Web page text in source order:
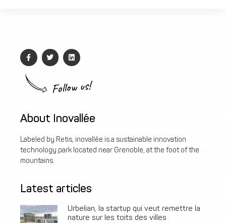
Follow us!
About Inovallée
Labeled by Retis, inovallée is a sustainable innovation
technology park located near Grenoble, at the foot of the
mountains.
Latest articles
Urbelian, la startup qui veut remettre la
nature sur les toits des villes